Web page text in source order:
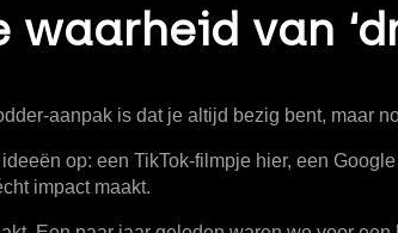
van
aanpak is dat je altijd bezig bent, maar
op: een TikTok-filmpje hier, een
impact maakt.